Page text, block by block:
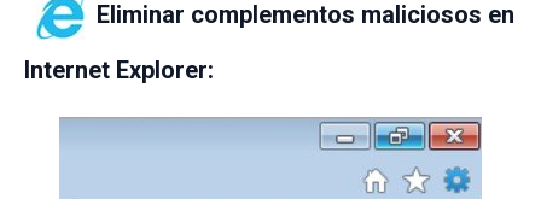
Eliminar complementos maliciosos en
Internet Explorer: